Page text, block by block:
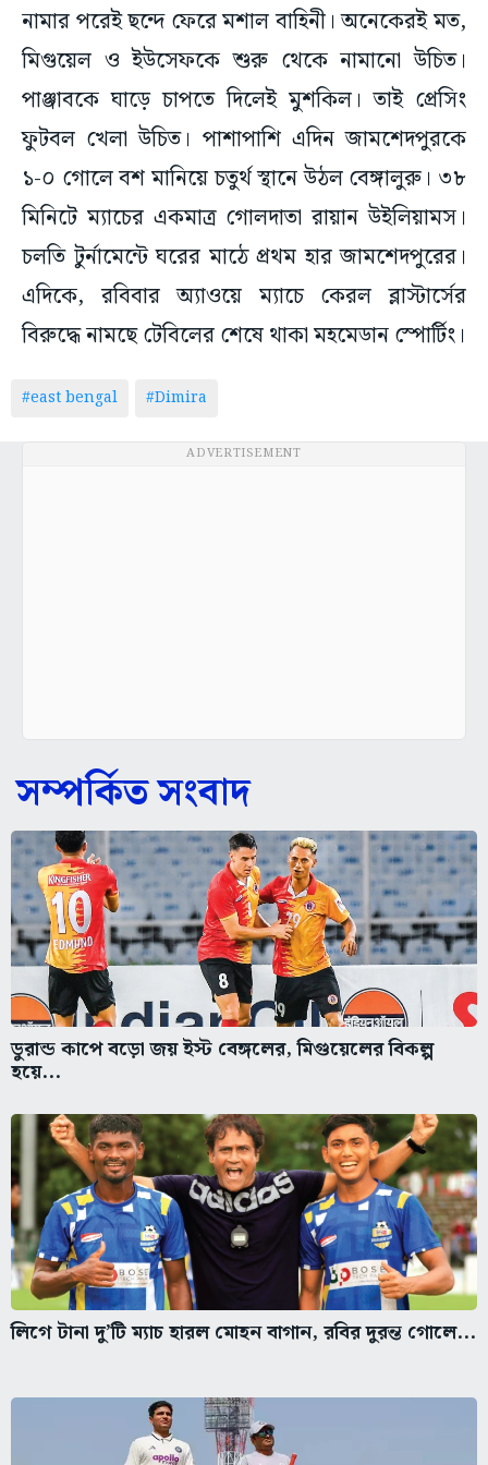
নামার পরেই ছন্দে ফেরে মশাল বাহিনী। অনেকেরই মত,
মিগুয়েল ও ইউসেফকে শুরু থেকে নামানো উচিত।
পাঞ্জাবকে ঘাড়ে চাপতে দিলেই মুশকিল। তাই প্রেসিং
ফুটবল খেলা উচিত। পাশাপাশি এদিন জামশেদপুরকে
১-০ গোলে বশ মানিয়ে চতুর্থ স্থানে উঠল বেঙ্গালুরু। ৩৮
মিনিটে ম্যাচের একমাত্র গোলদাতা রায়ান উইলিয়ামস।
চলতি টুর্নামেন্টে ঘরের মাঠে প্রথম হার জামশেদপুরের।
এদিকে, রবিবার অ্যাওয়ে ম্যাচে কেরল ব্লাস্টার্সের
বিরুদ্ধে নামছে টেবিলের শেষে থাকা মহমেডান স্পোর্টিং।
#east bengal #Dimira
ADVERTISEMENT
সম্পর্কিত সংবাদ
ডুরান্ড কাপে বড়ো জয় ইস্ট বেঙ্গলের, মিগুয়েলের বিকল্প
হয়ে...
লিগে টানা দু’টি ম্যাচ হারল মোহন বাগান, রবির দুরন্ত গোলে...